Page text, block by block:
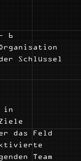
6
Schlüssel
in
das Feld
Team